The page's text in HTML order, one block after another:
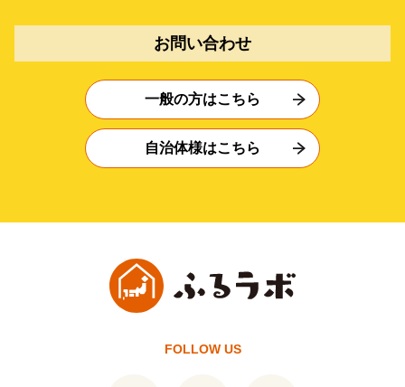
お問い合わせ
一般の方はこちら
自治体様はこちら
FOLLOW US